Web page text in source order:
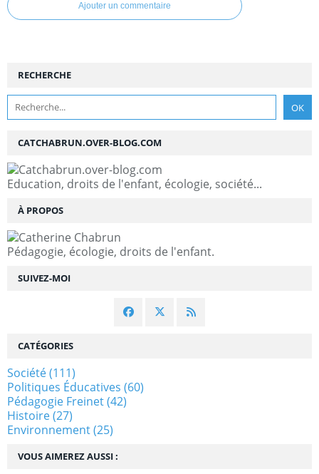
Ajouter un commentaire
SUIVEZ-MOI
RECHERCHE
CATCHABRUN.OVER-BLOG.COM
Education, droits de l'enfant, écologie, société...
À PROPOS
Pédagogie, écologie, droits de l'enfant.
VOUS AIMEREZ AUSSI :
CATÉGORIES
Société(111)
Politiques Éducatives (60)
Pédagogie Freinet(42)
Histoire(27)
Environnement(25)